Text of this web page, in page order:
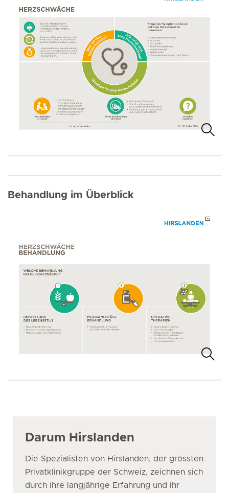
Behandlung im Überblick
Darum Hirslanden
Die Spezialisten von Hirslanden, der grössten
Privatklinikgruppe der Schweiz, zeichnen sich
durch ihre langjährige Erfahrung und ihr